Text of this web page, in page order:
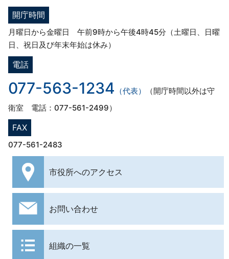
開庁時間
月曜日から金曜日 午前9時から午後4時45分（土曜日、日曜
日、祝日及び年末年始は休み）
電話
077-563-1234 （代表）
（開庁時間以外は守
衛室 電話：077-561-2499）
FAX
077-561-2483
市役所へのアクセス
お問い合わせ
組織の一覧